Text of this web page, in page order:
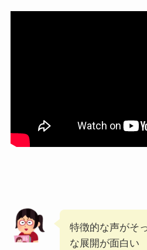
特徴的な声がそ
な展開が面白い